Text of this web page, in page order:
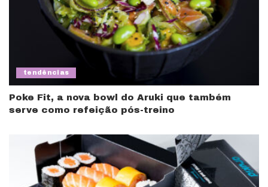
tendências
Poke Fit, a nova bowl do Aruki que também
serve como refeição pós-treino